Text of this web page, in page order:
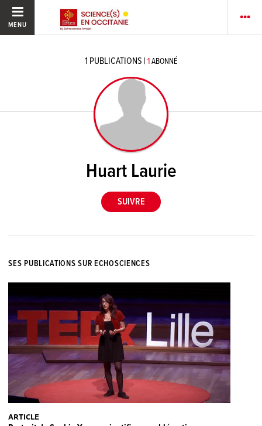
MENU
1 PUBLICATIONS | 1ABONNÉ
Huart Laurie
SES PUBLICATIONS SUR ECHOSCIENCES
ARTICLE